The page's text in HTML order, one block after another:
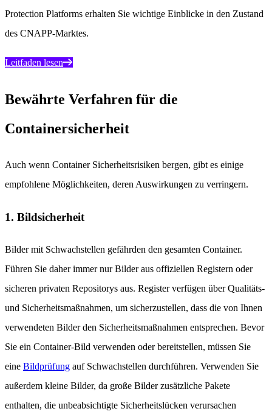
Protection Platforms erhalten Sie wichtige Einblicke in den Zustand
des CNAPP-Marktes.
Leitfaden lesen
Bewährte Verfahren für die
Containersicherheit
Auch wenn Container Sicherheitsrisiken bergen, gibt es einige
empfohlene Möglichkeiten, deren Auswirkungen zu verringern.
1. Bildsicherheit
Bilder mit Schwachstellen gefährden den gesamten Container.
Führen Sie daher immer nur Bilder aus offiziellen Registern oder
sicheren privaten Repositorys aus. Register verfügen über Qualitäts-
und Sicherheitsmaßnahmen, um sicherzustellen, dass die von Ihnen
verwendeten Bilder den Sicherheitsmaßnahmen entsprechen. Bevor
Sie ein Container-Bild verwenden oder bereitstellen, müssen Sie
eine Bildprüfung auf Schwachstellen durchführen. Verwenden Sie
außerdem kleine Bilder, da große Bilder zusätzliche Pakete
enthalten, die unbeabsichtigte Sicherheitslücken verursachen